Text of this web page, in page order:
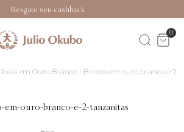
Resgate seu cashback
0
Joias em Ouro Branco
Brinco em ouro branco e 2